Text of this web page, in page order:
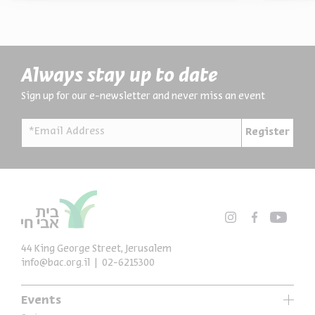
Always stay up to date
Sign up for our e-newsletter and never miss an event
*Email Address Register
Events
44 King George Street, Jerusalem
info@bac.org.il
02-6215300